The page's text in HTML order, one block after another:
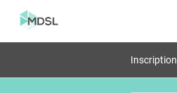
Inscription